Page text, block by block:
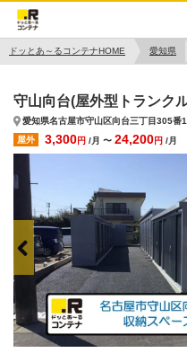
ドッとあ～るコンテナHOME 愛知県
守山向台(屋外型トランク
愛知県名古屋市守山区向台三丁目305番1
屋外
3,300円 /月 〜 24,200円 /月